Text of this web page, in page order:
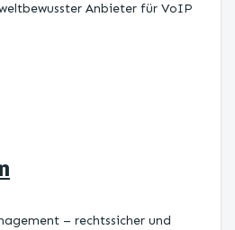
Anbieter für VoIP
– rechtssicher und